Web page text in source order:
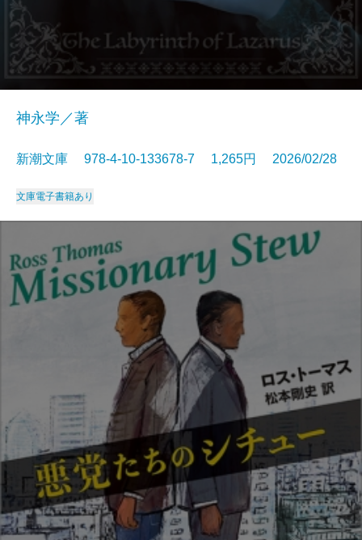
神永学／著
新潮文庫 978-4-10-133678-7 1,265円 2026/02/28
文庫電子書籍あり